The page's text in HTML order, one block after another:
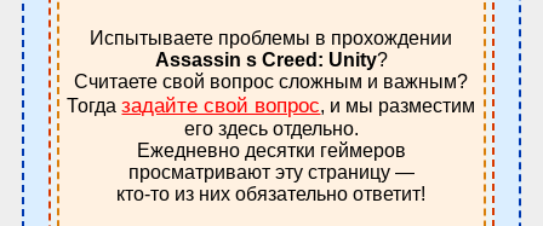
Испытываете проблемы в прохождении
Assassin s Creed: Unity?
Считаете свой вопрос сложным и важным?
Тогдазадайте свой вопрос, и мы разместим
его здесь отдельно.
Ежедневно десятки геймеров
просматривают эту страницу —
кто-то из них обязательно ответит!